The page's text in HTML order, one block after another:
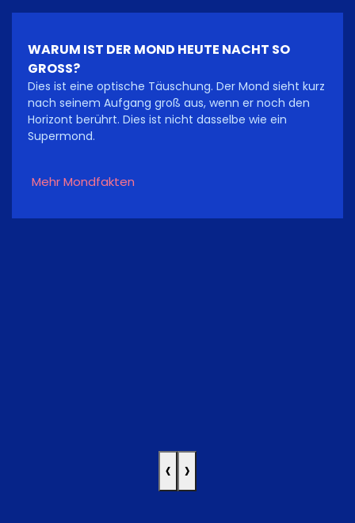
WARUM IST DER MOND HEUTE NACHT SO
GROSS?
Dies ist eine optische Täuschung. Der Mond sieht kurz
nach seinem Aufgang groß aus, wenn er noch den
Horizont berührt. Dies ist nicht dasselbe wie ein
Supermond.
Mehr Mondfakten
‹ ›